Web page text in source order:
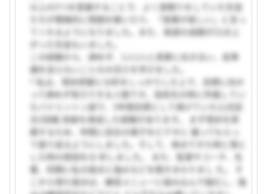
以上の3つを意識することで、よく居眠りをしていた生徒
たちが積極的に問題を解いたり、「授業が楽しい」と言っ
てくれるようになりました。また、英語の成績が22点上
がった生徒もいました。
この経験から、諦めず、1人1人と真摯に向き合い、前準
備を怠らないことの大切さを学びました。
? 私は、現状把握と分析をしっかりした上で、目標に向か
って諦めず努力できる人間です。高校生の時に所属してい
たバドミントン部で、3年間目標として掲げていた公式試
合2回戦 突破を達成した経験があります。 まず現状を把
握するため、仲間に試合の様子をビデオに 撮ってもらっ
て振り返るようにしました。そして、得点できた時と落と
した時の原因を分 析しました。 また、監督やコーチ、先
輩、同期に私の弱点と強みなどを聞きまわりまし た。 そ
こから得た弱点は、練習メニューに組み込んで強化し、強